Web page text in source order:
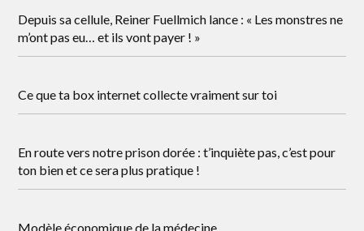
Depuis sa cellule, Reiner Fuellmich lance : « Les monstres ne
m’ont pas eu… et ils vont payer ! »
Ce que ta box internet collecte vraiment sur toi
En route vers notre prison dorée : t’inquiète pas, c’est pour
ton bien et ce sera plus pratique !
Modèle économique de la médecine